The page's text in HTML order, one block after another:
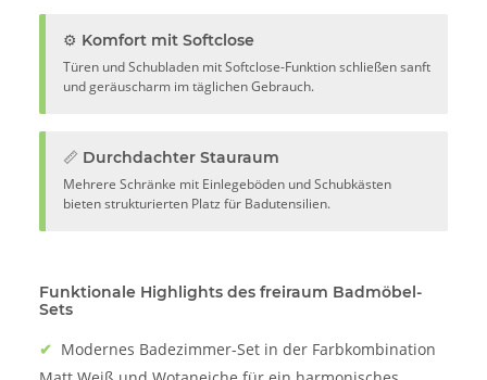
⚙️ Komfort mit Softclose
Türen und Schubladen mit Softclose-Funktion schließen sanft
und geräuscharm im täglichen Gebrauch.
📏 Durchdachter Stauraum
Mehrere Schränke mit Einlegeböden und Schubkästen
bieten strukturierten Platz für Badutensilien.
Funktionale Highlights des freiraum Badmöbel-
Sets
✔ Modernes Badezimmer-Set in der Farbkombination